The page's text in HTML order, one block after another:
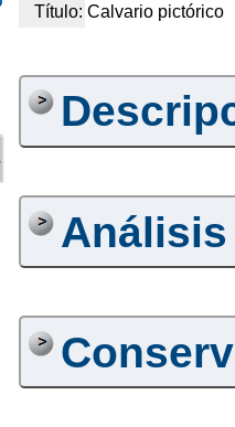
Título: Calvario pictórico